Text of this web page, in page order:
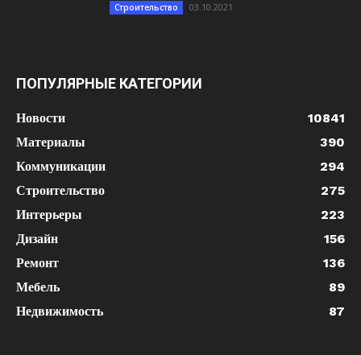
Строительство 03.10.2021
ПОПУЛЯРНЫЕ КАТЕГОРИИ
Новости
10841
Материалы
390
Коммуникации
294
Строительство
275
Интерьеры
223
Дизайн
156
Ремонт
136
Мебель
89
Недвижимость
87